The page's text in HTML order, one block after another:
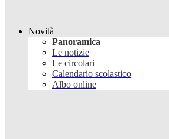
Novità
Panoramica
Le notizie
Le circolari
Calendario scolastico
Albo online